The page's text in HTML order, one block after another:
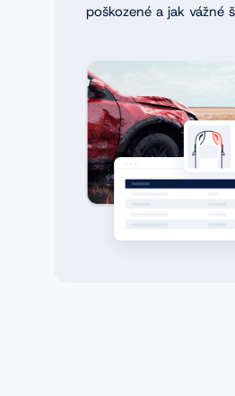
poškozené a jak vážné